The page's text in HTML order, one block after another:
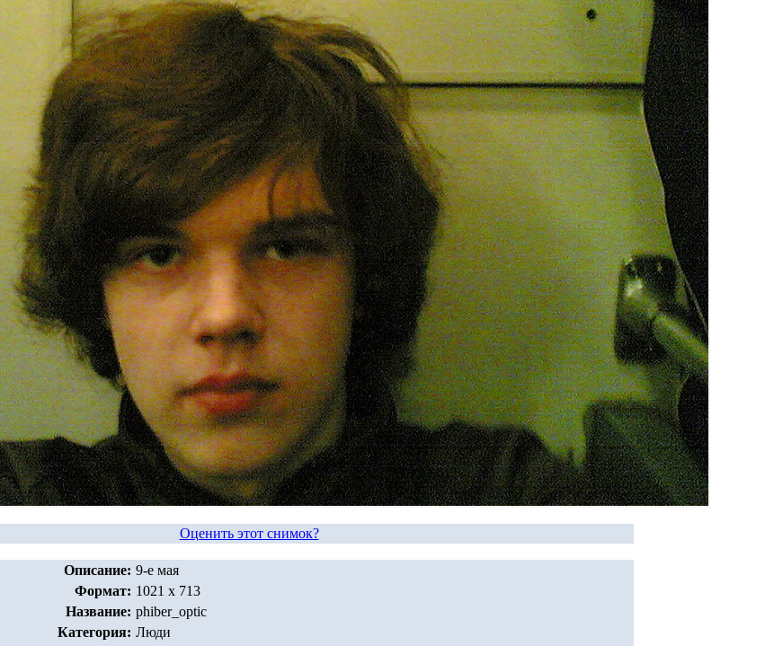
Оценить этот снимок?
Описание: 9-е мая
Формат: 1021 x 713
Название: phiber_optic
Категория: Люди